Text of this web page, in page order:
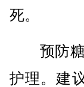
死。
预防糖
护理。建